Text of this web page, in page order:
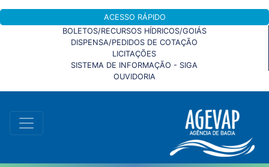
ACESSO RÁPIDO
BOLETOS/RECURSOS HÍDRICOS/GOIÁS
DISPENSA/PEDIDOS DE COTAÇÃO
LICITAÇÕES
SISTEMA DE INFORMAÇÃO - SIGA
OUVIDORIA